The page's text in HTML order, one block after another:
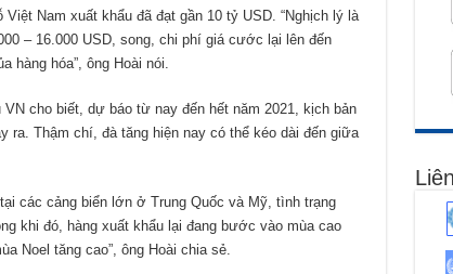
Nam xuất khẩu đã đạt gần 10 tỷ USD. “Nghịch lý là
– 16.000 USD, song, chi phí giá cước lại lên đến
hàng hóa”, ông Hoài nói.
cho biết, dự báo từ nay đến hết năm 2021, kịch bản
ra. Thậm chí, đà tăng hiện nay có thể kéo dài đến giữa
các cảng biển lớn ở Trung Quốc và Mỹ, tình trạng
khi đó, hàng xuất khẩu lại đang bước vào mùa cao
Noel tăng cao”, ông Hoài chia sẻ.